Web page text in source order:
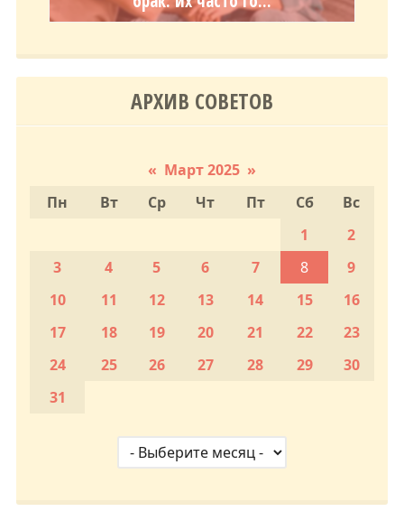
АРХИВ СОВЕТОВ
« Март 2025 »
Пн
Вт Ср Чт Пт Сб
Вс
1
2
3
4 5 6 7 8
9
10
11 12 13 14 15
16
17
18 19 20 21 22
23
24
25 26 27 28 29
30
31